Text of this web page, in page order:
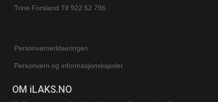
Trine Forsland Tlf 922 52 796
Personvernerklaeringen
Personvern og informasjonskapsler
OM iLAKS.NO